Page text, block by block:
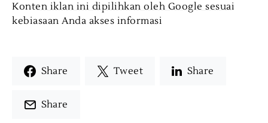
Konten iklan ini dipilihkan oleh Google sesuai
kebiasaan Anda akses informasi
Share Tweet Share
Share